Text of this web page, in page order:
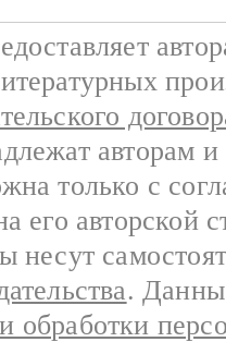
авторам
только с
его авторской
несут
.
обработки